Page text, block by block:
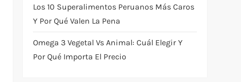
Los 10 Superalimentos Peruanos Más Caros
Y Por Qué Valen La Pena
Omega 3 Vegetal Vs Animal: Cuál Elegir Y
Por Qué Importa El Precio